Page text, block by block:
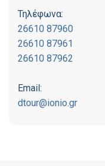
Τηλέφωνα:
26610 87960
26610 87961
26610 87962
Email:
dtour@ionio.gr